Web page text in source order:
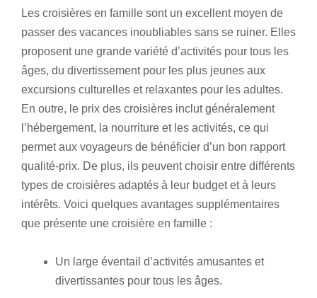
Les croisières en famille sont un excellent moyen de
passer des vacances inoubliables sans se ruiner. Elles
proposent une grande variété d’activités pour tous les
âges, du divertissement pour les plus jeunes aux
excursions culturelles et relaxantes pour les adultes.
En outre, le prix des croisières inclut généralement
l’hébergement, la nourriture et les activités, ce qui
permet aux voyageurs de bénéficier d’un bon rapport
qualité-prix. De plus, ils peuvent choisir entre différents
types de croisières adaptés à leur budget et à leurs
intérêts. Voici quelques avantages supplémentaires
que présente une croisière en famille :
Un large éventail d’activités amusantes et
divertissantes pour tous les âges.